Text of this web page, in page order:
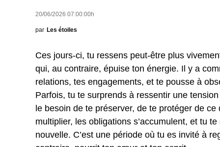
20/06/2026 07:00:00h
par Les étoiles
Ces jours-ci, tu ressens peut-être plus
qui, au contraire, épuise ton énergie. Il y a
relations, tes engagements, et te pousse à
Parfois, tu te surprends à ressentir une
le besoin de te préserver, de te protéger de
multiplier, les obligations s’accumulent, et tu
nouvelle. C’est une période où tu es invité à